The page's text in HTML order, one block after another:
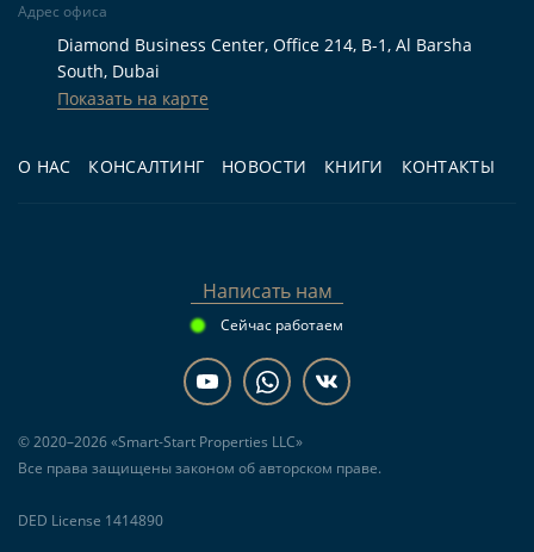
О НАС КОНСАЛТИНГ НОВОСТИ КНИГИ КОНТАКТЫ
Адрес офиса
Diamond Business Center, Office 214, B-1, Al Barsha
South, Dubai
Показать на карте
Написать нам
Сейчас работаем
© 2020–2026 «Smart-Start Properties LLC»
Все права защищены законом об авторском праве.
DED License 1414890